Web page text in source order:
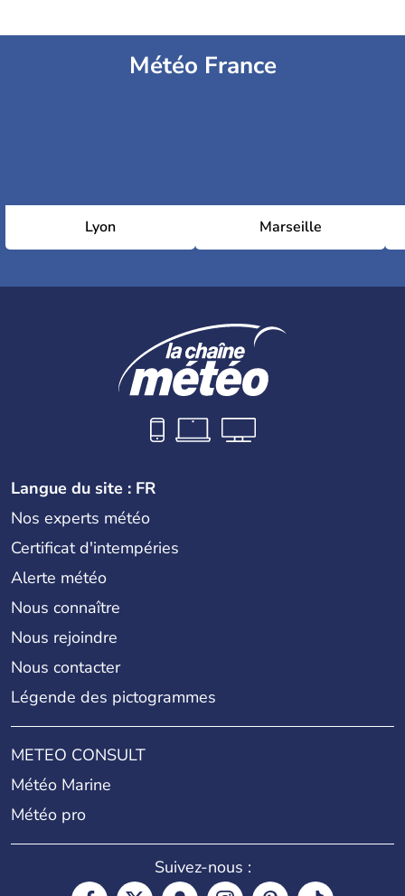
Météo France
Lyon Marseille
Langue du site : FR
Nos experts météo
Certificat d'intempéries
Alerte météo
Nous connaître
Nous rejoindre
Nous contacter
Légende des pictogrammes
METEO CONSULT
Météo Marine
Météo pro
Suivez-nous :